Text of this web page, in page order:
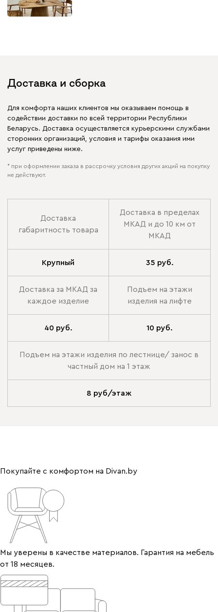
Доставка и сборка
Для комфорта наших клиентов мы оказываем помощь в
содействии доставки по всей территории Республики
Беларусь. Доставка осуществляется курьерскими службами
сторонних организаций, условия и тарифы оказания ими
услуг приведены ниже.
* при оформлении заказа в рассрочку условия других акций на покупку
не действуют.
Доставка
габаритность товара
Доставка в пределах
МКАД и до 10 км от
МКАД
Крупный 35 руб.
Доставка за МКАД за
каждое изделие
Подъем на этажи
изделия на лифте
40 руб. 10 руб.
Подъем на этажи изделия по лестнице/ занос в
частный дом на 1 этаж
8 руб/этаж
Покупайте с комфортом на Divan.by
Мы уверены в качестве материалов. Гарантия на мебель
от 18 месяцев.